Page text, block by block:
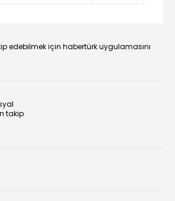
edebilmek için habertürk uygulamasını
takip